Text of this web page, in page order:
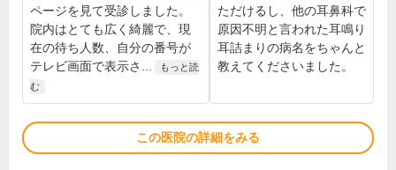
ページを見て受診しました。
院内はとても広く綺麗で、現
在の待ち人数、自分の番号が
テレビ画面で表示さ...
もっと読
む
ただけるし、他の耳鼻科で
原因不明と言われた耳鳴り
耳詰まりの病名をちゃんと
教えてくださいました。
この医院の詳細をみる